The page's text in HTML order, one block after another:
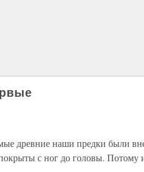
древние наши предки были
с ног до головы. Потому